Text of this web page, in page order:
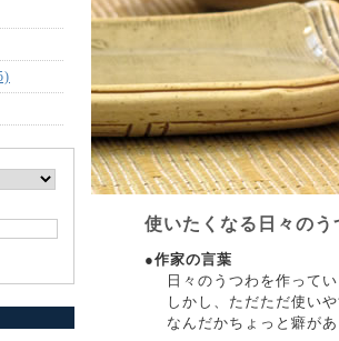
使いたくなる日々のう
●作家の言葉
日々のうつわを作って
しかし、ただただ使い
なんだかちょっと癖が